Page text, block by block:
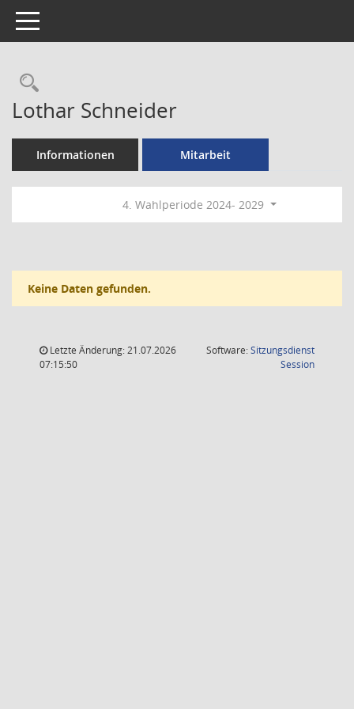
Toggle navigation
Rechercheauswahl
Lothar Schneider
Informationen Mitarbeit
4. Wahlperiode 2024- 2029
Keine Daten gefunden.
Letzte Änderung: 21.07.2026
07:15:50
Software:Sitzungsdienst
Session(Wird in